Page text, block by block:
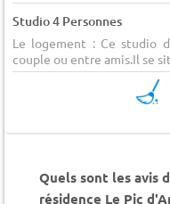
Studio 4 Personnes
Le logement : Ce studio
couple ou entre amis.Il se
Quels sont les avis
résidence Le Pic